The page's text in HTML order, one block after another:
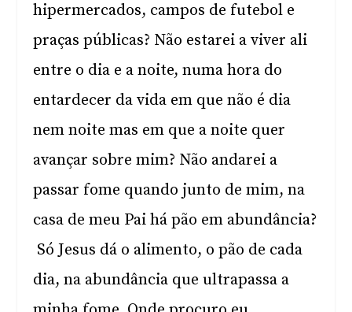
hipermercados, campos de futebol e
praças públicas? Não estarei a viver ali
entre o dia e a noite, numa hora do
entardecer da vida em que não é dia
nem noite mas em que a noite quer
avançar sobre mim? Não andarei a
passar fome quando junto de mim, na
casa de meu Pai há pão em abundância?
Só Jesus dá o alimento, o pão de cada
dia, na abundância que ultrapassa a